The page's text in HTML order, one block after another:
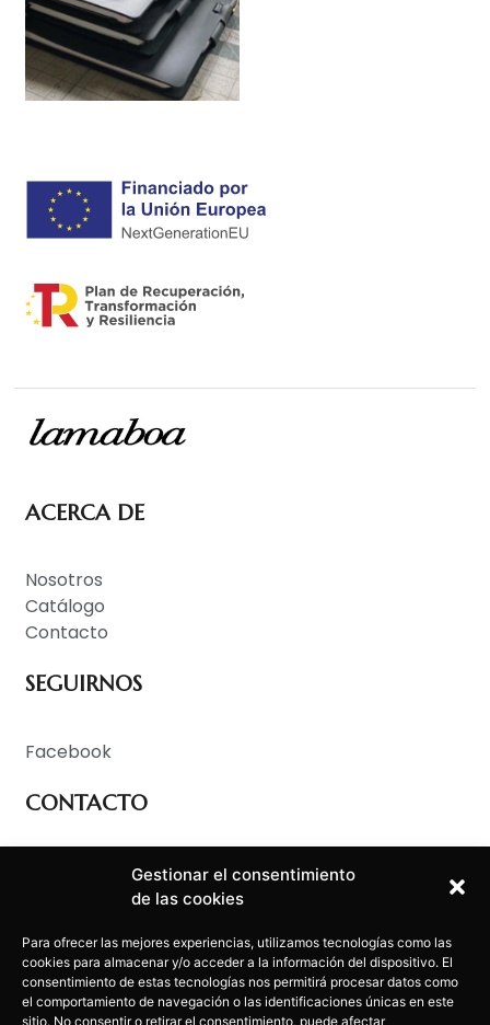
Gestionar el consentimiento
de las cookies
Para ofrecer las mejores experiencias, utilizamos tecnologías como las
cookies para almacenar y/o acceder a la información del dispositivo. El
consentimiento de estas tecnologías nos permitirá procesar datos como
el comportamiento de navegación o las identificaciones únicas en este
sitio. No consentir o retirar el consentimiento, puede afectar
ACERCA DE
Nosotros
Catálogo
Contacto
SEGUIRNOS
Facebook
CONTACTO
Tel.: (+34) 881 200 129
Email: info@lamaboa.eu
DÓNDE ESTAMOS
Centro de Negocios BCA 28